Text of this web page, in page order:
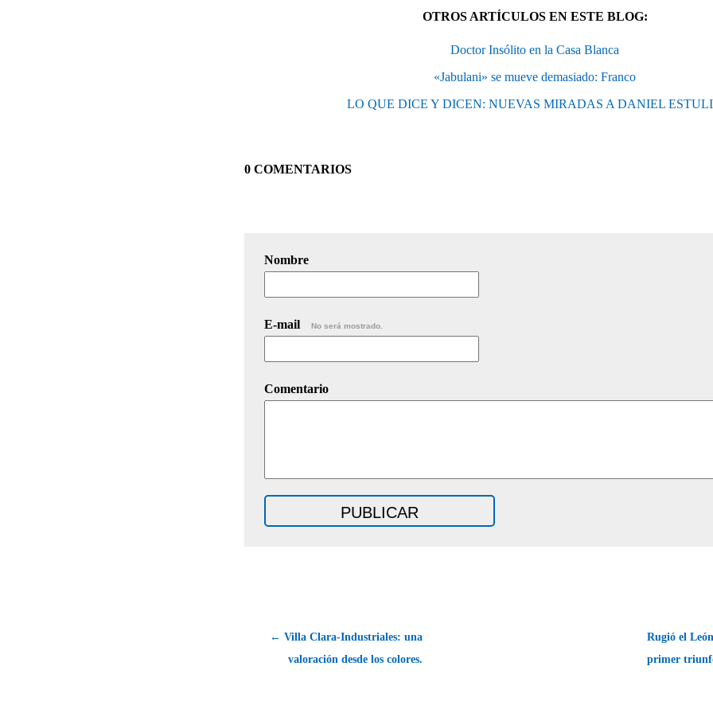
OTROS ARTÍCULOS EN ESTE BLOG:
Doctor Insólito en la Casa Blanca
«Jabulani» se mueve demasiado: Franco
LO QUE DICE Y DICEN: NUEVAS MIRADAS A DANIEL
0 COMENTARIOS
Nombre
E-mail No será mostrado.
Comentario
← Villa Clara-Industriales: una
valoración desde los colores.
Rugió el
primer